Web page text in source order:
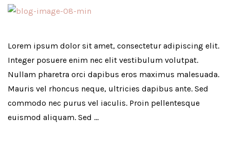
Lorem ipsum dolor sit amet, consectetur adipiscing elit.
Integer posuere enim nec elit vestibulum volutpat.
Nullam pharetra orci dapibus eros maximus malesuada.
Mauris vel rhoncus neque, ultricies dapibus ante. Sed
commodo nec purus vel iaculis. Proin pellentesque
euismod aliquam. Sed …